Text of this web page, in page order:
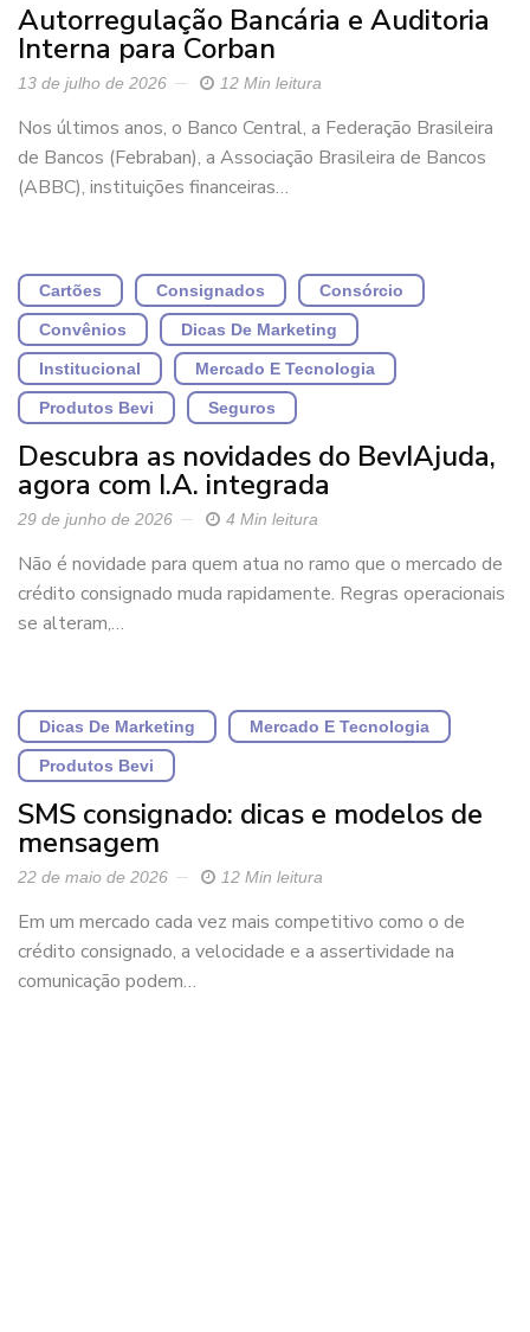
Autorregulação Bancária e Auditoria
Interna para Corban
13 de julho de 2026 12 Min leitura
Nos últimos anos, o Banco Central, a Federação Brasileira
de Bancos (Febraban), a Associação Brasileira de Bancos
(ABBC), instituições financeiras…
Cartões Consignados Consórcio
Convênios Dicas De Marketing
Institucional Mercado E Tecnologia
Produtos Bevi Seguros
Descubra as novidades do BevIAjuda,
agora com I.A. integrada
29 de junho de 2026 4 Min leitura
Não é novidade para quem atua no ramo que o mercado de
crédito consignado muda rapidamente. Regras operacionais
se alteram,…
Dicas De Marketing Mercado E Tecnologia
Produtos Bevi
SMS consignado: dicas e modelos de
mensagem
22 de maio de 2026 12 Min leitura
Em um mercado cada vez mais competitivo como o de
crédito consignado, a velocidade e a assertividade na
comunicação podem…